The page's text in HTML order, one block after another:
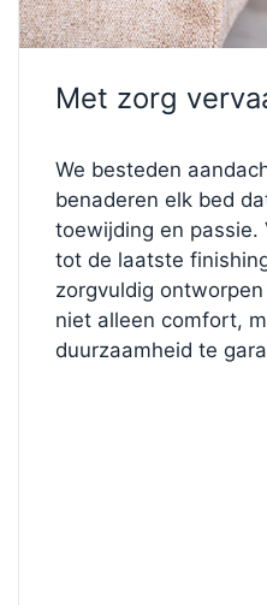
Met zorg
We besteden
benaderen elk bed
toewijding en passie.
tot de laatste
zorgvuldig
niet alleen comfort,
duurzaamheid te